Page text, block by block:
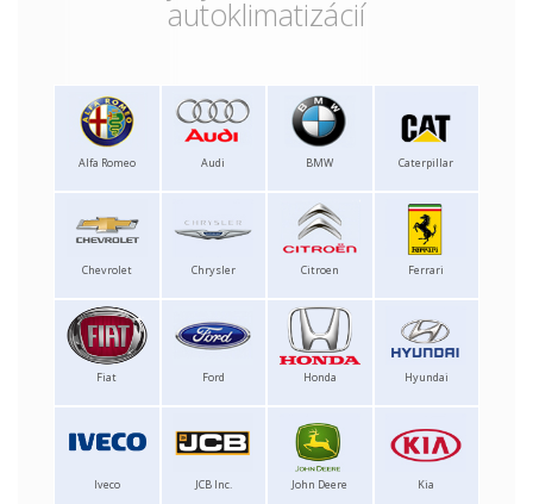
autoklimatizácií
Alfa Romeo Audi BMW Caterpillar
Chevrolet Chrysler Citroen Ferrari
Fiat Ford Honda Hyundai
Iveco JCB Inc. John Deere Kia